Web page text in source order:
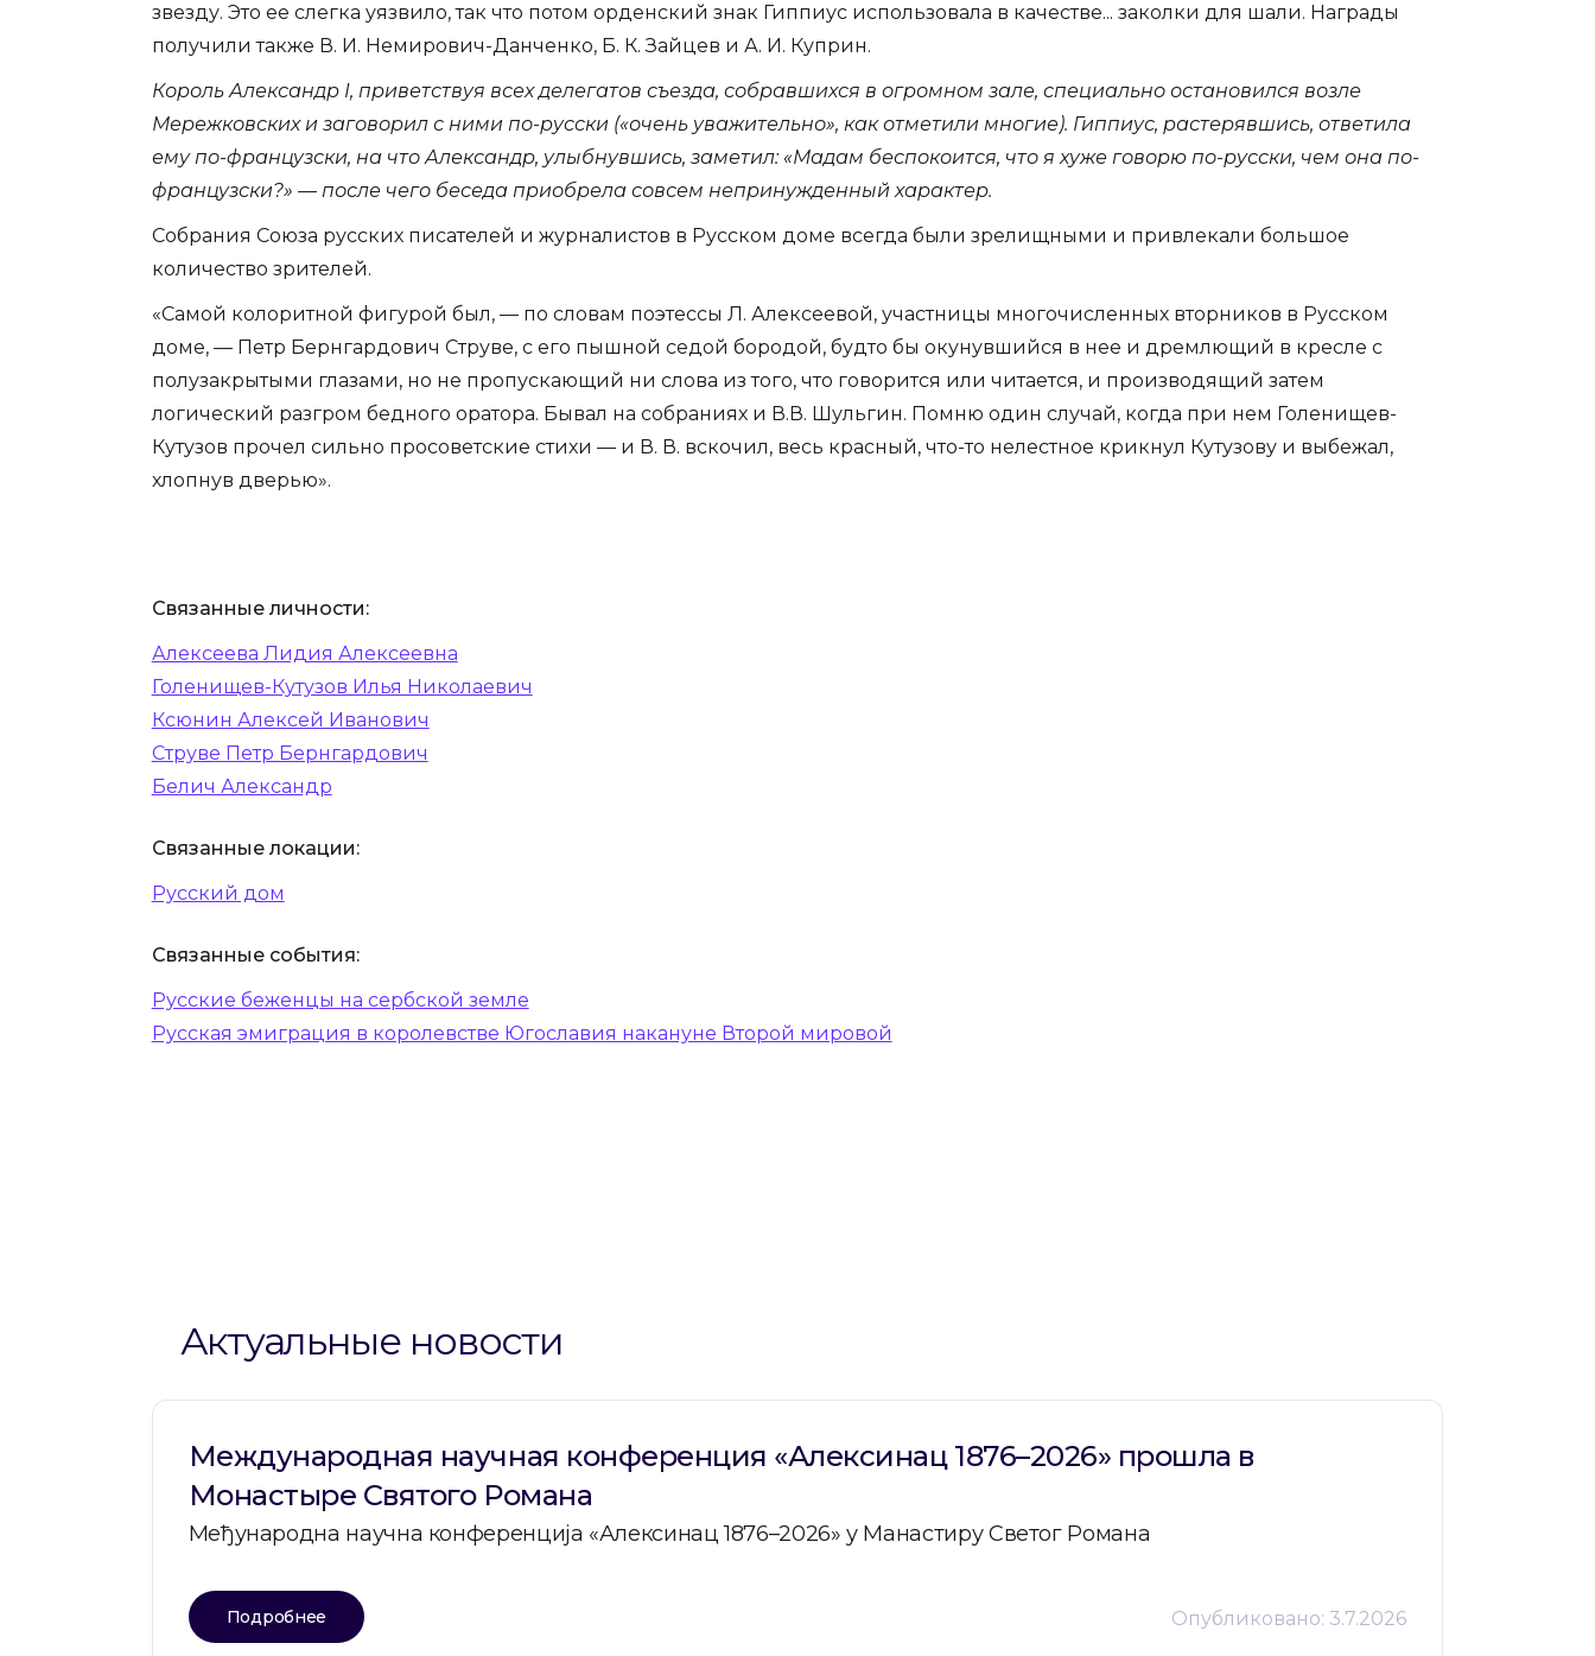
звезду. Это ее слегка уязвило, так что потом орденский знак Гиппиус использовала в качестве... заколки для шали. Награды
получили также В. И. Немирович-Данченко, Б. К. Зайцев и А. И. Куприн.
Король Александр I, приветствуя всех делегатов съезда, собравшихся в огромном зале, специально остановился возле
Мережковских и заговорил с ними по-русски («очень уважительно», как отметили многие). Гиппиус, растерявшись, ответила
ему по-французски, на что Александр, улыбнувшись, заметил: «Мадам беспокоится, что я хуже говорю по-русски, чем она по-
французски?» — после чего беседа приобрела совсем непринужденный характер.
Собрания Союза русских писателей и журналистов в Русском доме всегда были зрелищными и привлекали большое
количество зрителей.
«Самой колоритной фигурой был, — по словам поэтессы Л. Алексеевой, участницы многочисленных вторников в Русском
доме, — Петр Бернгардович Струве, с его пышной седой бородой, будто бы окунувшийся в нее и дремлющий в кресле с
полузакрытыми глазами, но не пропускающий ни слова из того, что говорится или читается, и производящий затем
логический разгром бедного оратора. Бывал на собраниях и В.В. Шульгин. Помню один случай, когда при нем Голенищев-
Кутузов прочел сильно просоветские стихи — и В. В. вскочил, весь красный, что-то нелестное крикнул Кутузову и выбежал,
хлопнув дверью».
Связанные личности:
Алексеева Лидия Алексеевна
Голенищев-Кутузов Илья Николаевич
Ксюнин Алексей Иванович
Струве Петр Бернгардович
Белич Александр
Связанные локации:
Русский дом
Связанные события:
Русские беженцы на сербской земле‍
Русская эмиграция в королевстве Югославия накануне Второй мировой
Актуальные новости
Международная научная конференция «Алексинац 1876–2026» прошла в
Монастыре Святого Романа
Међународна научна конференција «Алексинац 1876–2026» у Манастиру Светог Романа
Подробнее Опубликовано: 3.7.2026